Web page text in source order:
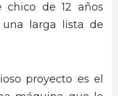
chico de 12 años
larga lista de
proyecto es el